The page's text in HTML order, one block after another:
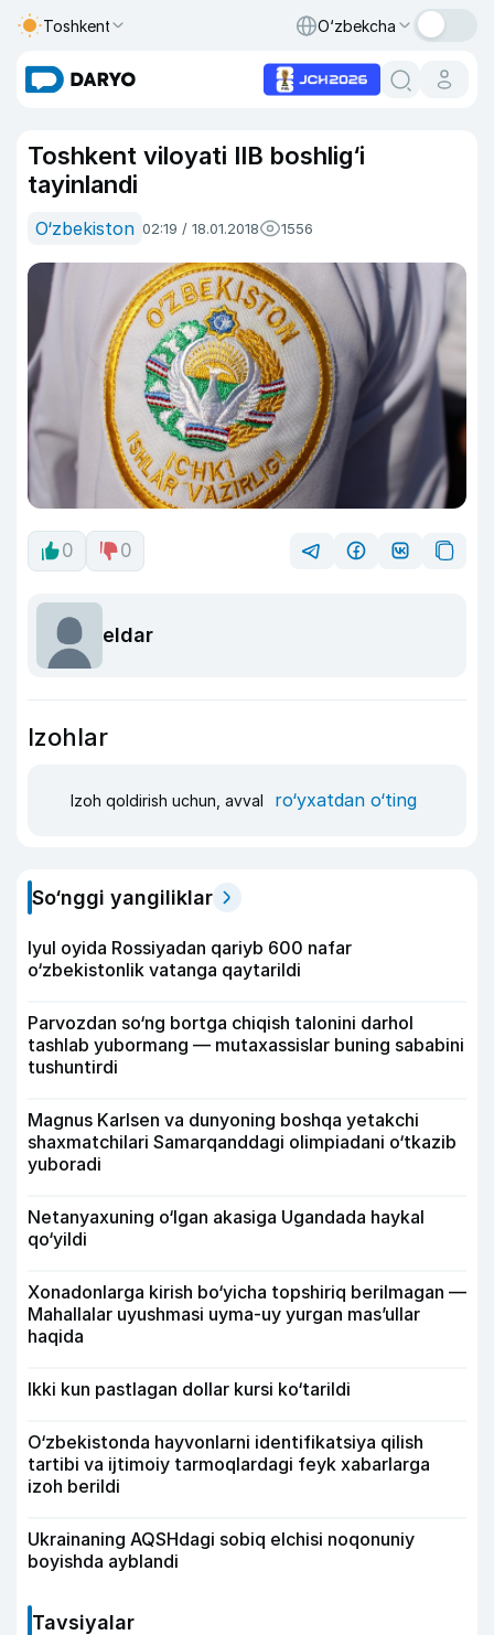
Toshkent O‘zbekcha
Toshkent viloyati IIB boshlig‘i
tayinlandi
O‘zbekiston 02:19 / 18.01.2018 1556
0 0
eldar
Izohlar
Izoh qoldirish uchun, avval ro‘yxatdan o‘ting
So‘nggi yangiliklar
Iyul oyida Rossiyadan qariyb 600 nafar
o‘zbekistonlik vatanga qaytarildi
Parvozdan so‘ng bortga chiqish talonini darhol
tashlab yubormang — mutaxassislar buning sababini
tushuntirdi
Magnus Karlsen va dunyoning boshqa yetakchi
shaxmatchilari Samarqanddagi olimpiadani o‘tkazib
yuboradi
Netanyaxuning o‘lgan akasiga Ugandada haykal
qo‘yildi
Xonadonlarga kirish bo‘yicha topshiriq berilmagan —
Mahallalar uyushmasi uyma-uy yurgan mas’ullar
haqida
Ikki kun pastlagan dollar kursi ko‘tarildi
O‘zbekistonda hayvonlarni identifikatsiya qilish
tartibi va ijtimoiy tarmoqlardagi feyk xabarlarga
izoh berildi
Ukrainaning AQSHdagi sobiq elchisi noqonuniy
boyishda ayblandi
Tavsiyalar